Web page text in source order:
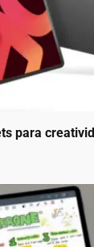
para